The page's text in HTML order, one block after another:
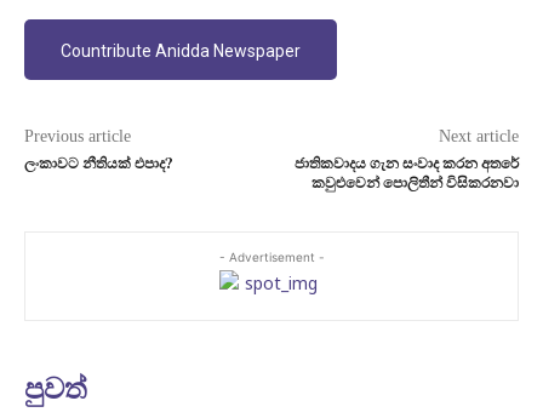
Countribute Anidda Newspaper
Previous article
ලංකාවට නීතියක් එපාද?
Next article
ජාතිකවාදය ගැන සංවාද කරන අතරේ
කවුළුවෙන් පොලිතීන් විසිකරනවා
- Advertisement -
පුවත්